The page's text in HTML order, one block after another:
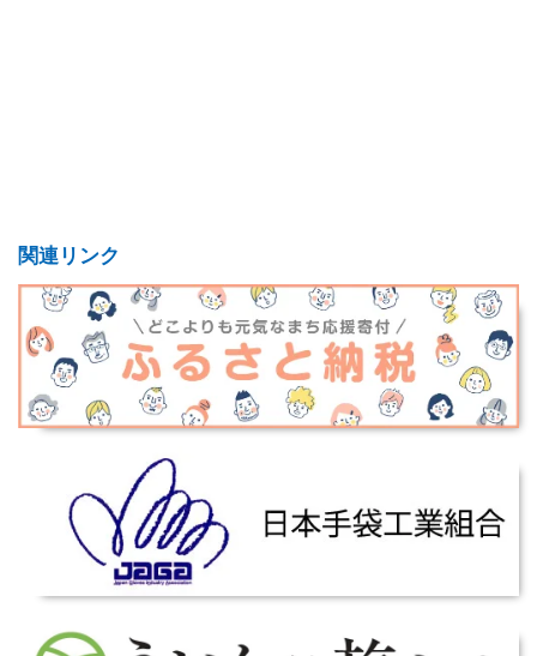
関連リンク